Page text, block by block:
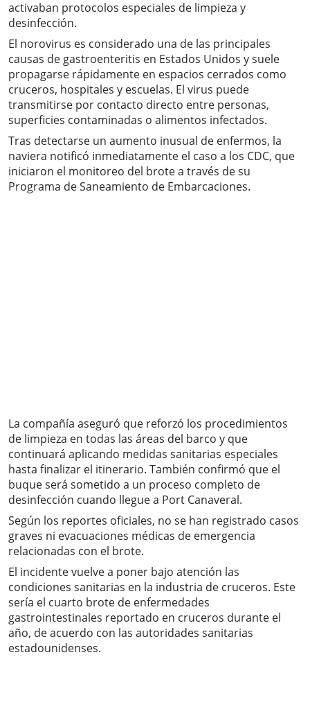
activaban protocolos especiales de limpieza y
desinfección.
El norovirus es considerado una de las principales
causas de gastroenteritis en Estados Unidos y suele
propagarse rápidamente en espacios cerrados como
cruceros, hospitales y escuelas. El virus puede
transmitirse por contacto directo entre personas,
superficies contaminadas o alimentos infectados.
Tras detectarse un aumento inusual de enfermos, la
naviera notificó inmediatamente el caso a los CDC, que
iniciaron el monitoreo del brote a través de su
Programa de Saneamiento de Embarcaciones.
La compañía aseguró que reforzó los procedimientos
de limpieza en todas las áreas del barco y que
continuará aplicando medidas sanitarias especiales
hasta finalizar el itinerario. También confirmó que el
buque será sometido a un proceso completo de
desinfección cuando llegue a Port Canaveral.
Según los reportes oficiales, no se han registrado casos
graves ni evacuaciones médicas de emergencia
relacionadas con el brote.
El incidente vuelve a poner bajo atención las
condiciones sanitarias en la industria de cruceros. Este
sería el cuarto brote de enfermedades
gastrointestinales reportado en cruceros durante el
año, de acuerdo con las autoridades sanitarias
estadounidenses.